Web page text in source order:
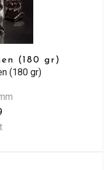
(180 gr)
(180 gr)